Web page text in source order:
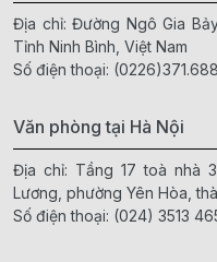
Địa chỉ: Đường Ngô Gia
Tỉnh Ninh Bình, Việt Nam
Số điện thoại:
Văn phòng tại Hà Nội
Địa chỉ: Tầng 17 toà nhà
Lương, phường Yên Hòa,
Số điện thoại: (024) 3513